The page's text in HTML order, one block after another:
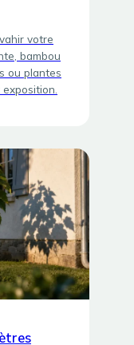
votre
bambou
ou plantes